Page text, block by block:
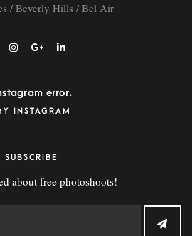
/ Beverly Hills / Bel Air
error.
INSTAGRAM
SUBSCRIBE
about free photoshoots!